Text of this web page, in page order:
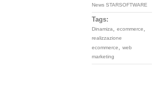
News STARSOFTWARE
Tags:
Dinamiza, ecommerce,
realizzazione
ecommerce, web
marketing